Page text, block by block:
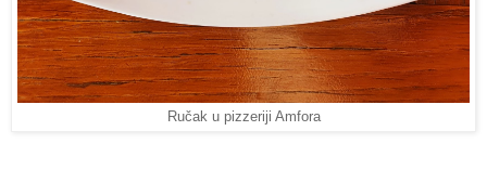
Ručak u pizzeriji Amfora